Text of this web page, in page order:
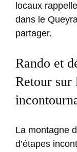
locaux
dans le
partager.
Rando et
Retour sur
La montagne
d’étapes